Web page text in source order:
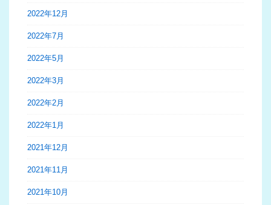
2022年12月
2022年7月
2022年5月
2022年3月
2022年2月
2022年1月
2021年12月
2021年11月
2021年10月